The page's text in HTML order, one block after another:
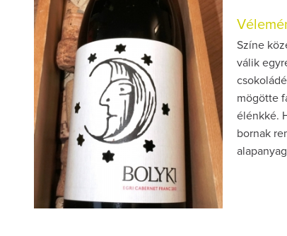
Színe
válik
mögötte
élénkké.
bornak